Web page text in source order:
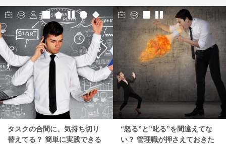
タスクの合間に、気持ち切り
替えてる？ 簡単に実践できる
“怒る”と”叱る”を間違えてな
い？ 管理職が押さえておきた